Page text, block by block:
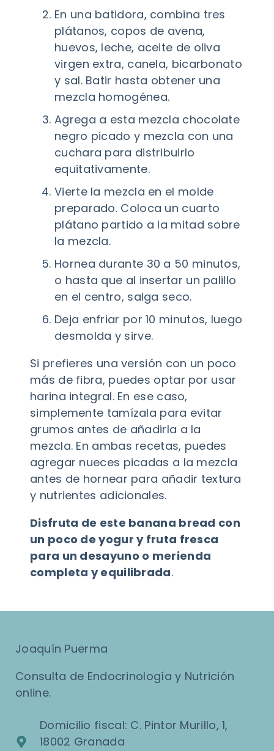
En una batidora, combina tres
plátanos, copos de avena,
huevos, leche, aceite de oliva
virgen extra, canela, bicarbonato
y sal. Batir hasta obtener una
mezcla homogénea.
Agrega a esta mezcla chocolate
negro picado y mezcla con una
cuchara para distribuirlo
equitativamente.
Vierte la mezcla en el molde
preparado. Coloca un cuarto
plátano partido a la mitad sobre
la mezcla.
Hornea durante 30 a 50 minutos,
o hasta que al insertar un palillo
en el centro, salga seco.
Deja enfriar por 10 minutos, luego
desmolda y sirve.
Si prefieres una versión con un poco
más de fibra, puedes optar por usar
harina integral. En ese caso,
simplemente tamízala para evitar
grumos antes de añadirla a la
mezcla. En ambas recetas, puedes
agregar nueces picadas a la mezcla
antes de hornear para añadir textura
y nutrientes adicionales.
Disfruta de este banana bread con
un poco de yogur y fruta fresca
para un desayuno o merienda
completa y equilibrada.
Joaquín Puerma
Consulta de Endocrinología y Nutrición
online.
Domicilio fiscal: C. Pintor Murillo, 1,
18002 Granada